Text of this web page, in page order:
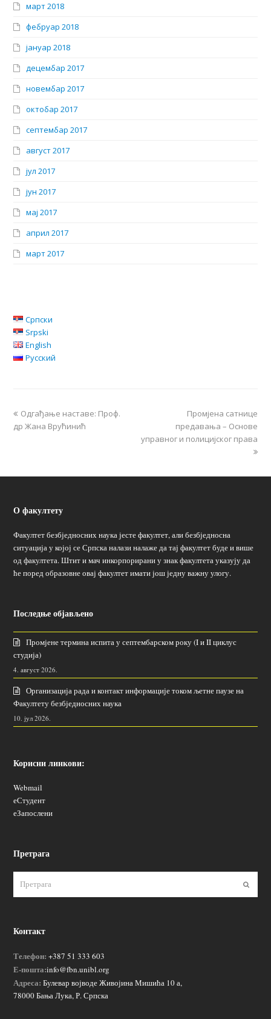
март 2018
фебруар 2018
јануар 2018
децембар 2017
новембар 2017
октобар 2017
септембар 2017
август 2017
јул 2017
јун 2017
мај 2017
април 2017
март 2017
Српски
Srpski
English
Русский
Одгађање наставе: Проф.
др Жана Врућинић
Промјена сатнице
предавања – Основе
управног и полицијског права
О факултету
Факултет безбједносних наука јесте факултет, али безбједносна
ситуација у којој се Српска налази налаже да тај факултет буде и више
од факултета. Штит и мач инкорпорирани у знак факултета указују да
ће поред образовне овај факултет имати још једну важну улогу.
Последње објављено
Промјене термина испита у септембарском року (I и II циклус
студија)
4. август 2026.
Организација рада и контакт информације током љетне паузе на
Факултету безбједносних наука
10. јул 2026.
Корисни линкови:
Webmail
еСтудент
еЗапослени
Претрага
Контакт
Телефон: +387 51 333 603
Е-пошта:info@fbn.unibl.org
Адреса: Булевар војводе Живојина Мишића 10 а,
78000 Бања Лука, Р. Српска